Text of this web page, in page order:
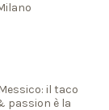
il taco
passion è la